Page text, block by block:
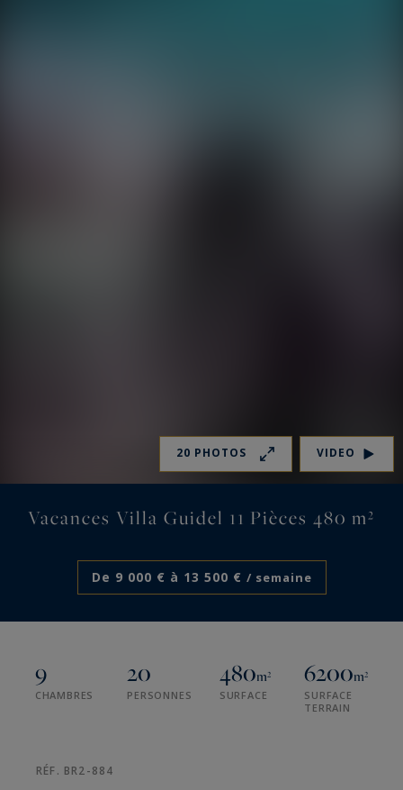
20 PHOTOS VIDEO
Vacances Villa Guidel 11 Pièces 480 m²
De 9 000 € à 13 500 € / semaine
9
CHAMBRES
20
PERSONNES
480m²
SURFACE
6200m²
SURFACE
TERRAIN
RÉF. BR2-884